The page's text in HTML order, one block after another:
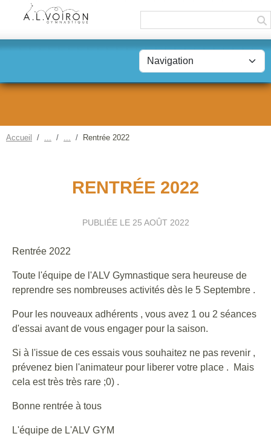
Accueil Rentrée 2022
RENTRÉE 2022
PUBLIÉE LE 25 AOÛT 2022
Rentrée 2022
Toute l'équipe de l'ALV Gymnastique sera heureuse de
reprendre ses nombreuses activités dès le 5 Septembre .
Pour les nouveaux adhérents , vous avez 1 ou 2 séances
d'essai avant de vous engager pour la saison.
Si à l'issue de ces essais vous souhaitez ne pas revenir ,
prévenez bien l'animateur pour liberer votre place . Mais
cela est très très rare ;0) .
Bonne rentrée à tous
L'équipe de L'ALV GYM
Panneau de gestion des cookies